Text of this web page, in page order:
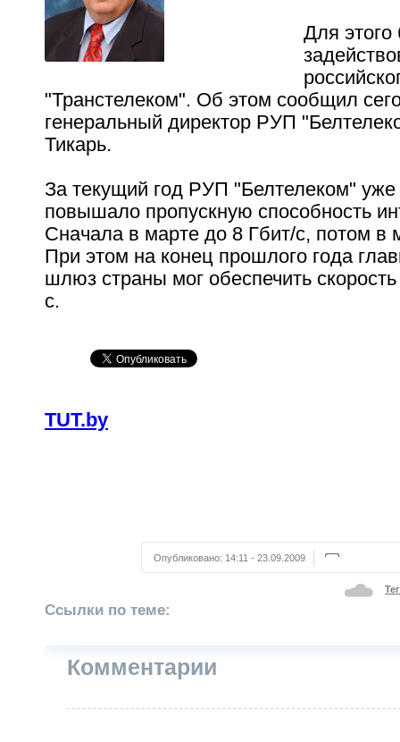
Для этого
"Транстелеком". Об этом сообщил
генеральный директор РУП
Тикарь.
За текущий год РУП "Белтелеком"
повышало пропускную способность
Сначала в марте до 8 Гбит/с, потом в
При этом на конец прошлого года
шлюз страны мог обеспечить
с.
TUT.by
Опубликовано: 14:11 - 23.09.2009
Ссылки по теме:
Комментарии